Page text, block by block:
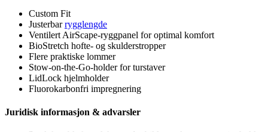
Custom Fit
Justerbarrygglengde
Ventilert AirScape-ryggpanel for optimal komfort
BioStretch hofte- og skulderstropper
Flere praktiske lommer
Stow-on-the-Go-holder for turstaver
LidLock hjelmholder
Fluorokarbonfri impregnering
Juridisk informasjon & advarsler